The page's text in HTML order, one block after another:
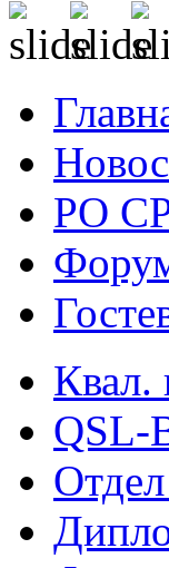
РО
Квал.
QSL-